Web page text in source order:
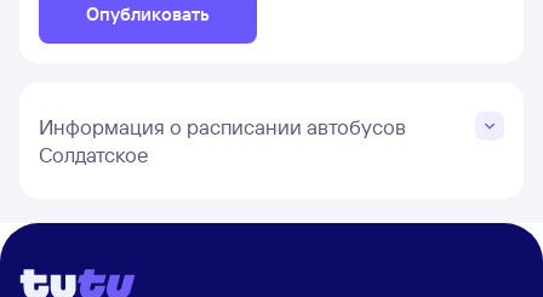
Опубликовать
Информация о расписании автобусов
Солдатское